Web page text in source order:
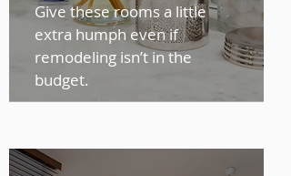
Give these rooms a little
extra humph even if
remodeling isn’t in the
budget.